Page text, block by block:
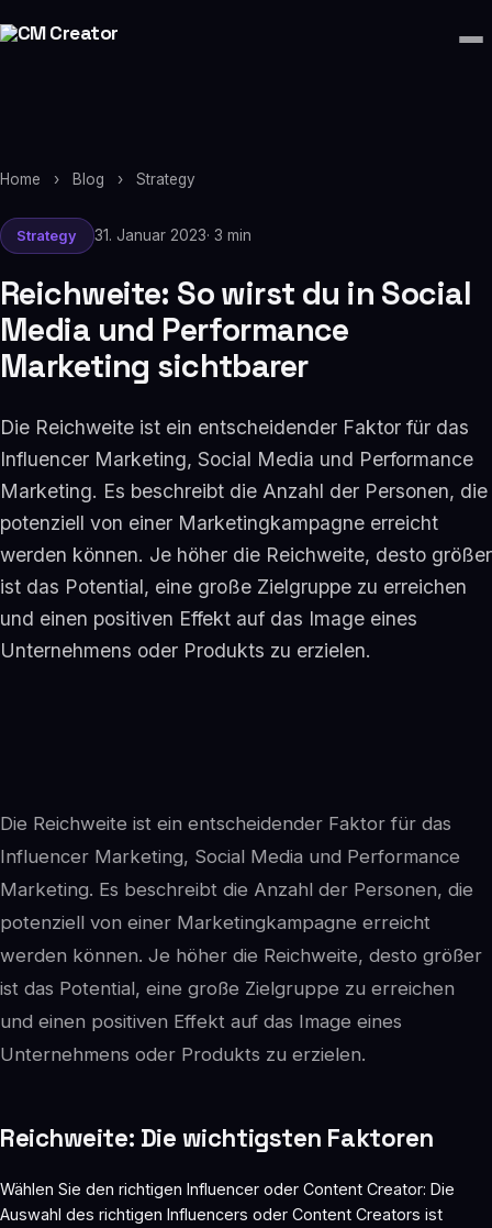
Home › Blog › Strategy
Strategy 31. Januar 2023· 3 min
Reichweite: So wirst du in Social
Media und Performance
Marketing sichtbarer
Die Reichweite ist ein entscheidender Faktor für das
Influencer Marketing, Social Media und Performance
Marketing. Es beschreibt die Anzahl der Personen, die
potenziell von einer Marketingkampagne erreicht
werden können. Je höher die Reichweite, desto größer
ist das Potential, eine große Zielgruppe zu erreichen
und einen positiven Effekt auf das Image eines
Unternehmens oder Produkts zu erzielen.
Die Reichweite ist ein entscheidender Faktor für das
Influencer Marketing, Social Media und Performance
Marketing. Es beschreibt die Anzahl der Personen, die
potenziell von einer Marketingkampagne erreicht
werden können. Je höher die Reichweite, desto größer
ist das Potential, eine große Zielgruppe zu erreichen
und einen positiven Effekt auf das Image eines
Unternehmens oder Produkts zu erzielen.
Reichweite: Die wichtigsten Faktoren
Wählen Sie den richtigen Influencer oder Content Creator: Die
Auswahl des richtigen Influencers oder Content Creators ist